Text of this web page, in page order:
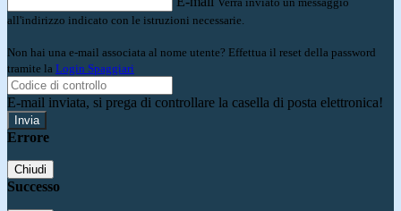
all'indirizzo indicato con le istruzioni necessarie.
Non hai una e-mail associata al nome utente? Effettua il reset della password
tramite la Login Spaggiari
E-mail inviata, si prega di controllare la casella di posta elettronica!
Errore
Chiudi
Successo